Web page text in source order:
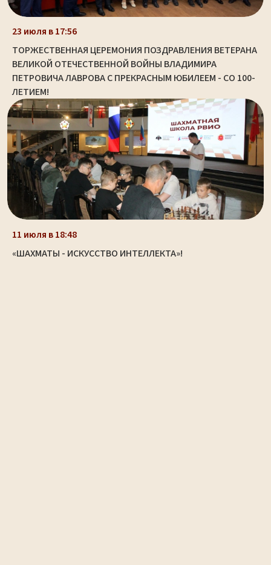
23 июля в 17:56
ТОРЖЕСТВЕННАЯ ЦЕРЕМОНИЯ ПОЗДРАВЛЕНИЯ ВЕТЕРАНА
ВЕЛИКОЙ ОТЕЧЕСТВЕННОЙ ВОЙНЫ ВЛАДИМИРА
ПЕТРОВИЧА ЛАВРОВА С ПРЕКРАСНЫМ ЮБИЛЕЕМ - СО 100-
ЛЕТИЕМ!
11 июля в 18:48
«ШАХМАТЫ - ИСКУССТВО ИНТЕЛЛЕКТА»!